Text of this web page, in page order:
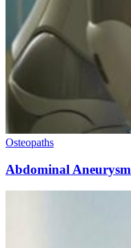
Osteopaths
Abdominal Aneurysm